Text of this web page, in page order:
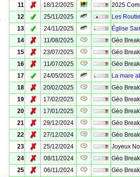
11
✗ 18/12/2025
2025
12
✓ 25/11/2025
Les
13
✓ 24/11/2025
Église
14
✗ 11/08/2025
Géo
15
✗ 23/07/2025
Géo
16
✗ 11/07/2025
Géo
17
✓ 24/05/2025
La mare
18
✗ 20/02/2025
Géo
19
✗ 17/02/2025
Géo
20
✗ 17/01/2025
Géo
21
✗ 29/12/2024
Géo
22
✗ 27/12/2024
Géo
23
✗ 25/12/2024
Joyeux
24
✗ 08/11/2024
Géo
25
✗ 06/11/2024
Géo